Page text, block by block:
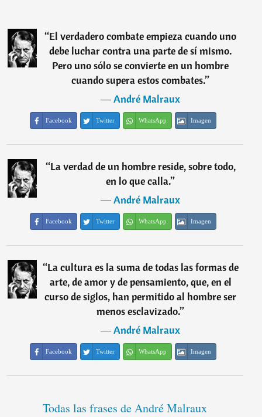
“El verdadero combate empieza cuando uno
debe luchar contra una parte de sí mismo.
Pero uno sólo se convierte en un hombre
cuando supera estos combates.”
―André Malraux
Facebook Twitter WhatsApp Imagen
“La verdad de un hombre reside, sobre todo,
en lo que calla.”
―André Malraux
Facebook Twitter WhatsApp Imagen
“La cultura es la suma de todas las formas de
arte, de amor y de pensamiento, que, en el
curso de siglos, han permitido al hombre ser
menos esclavizado.”
―André Malraux
Facebook Twitter WhatsApp Imagen
Todas las frases de André Malraux